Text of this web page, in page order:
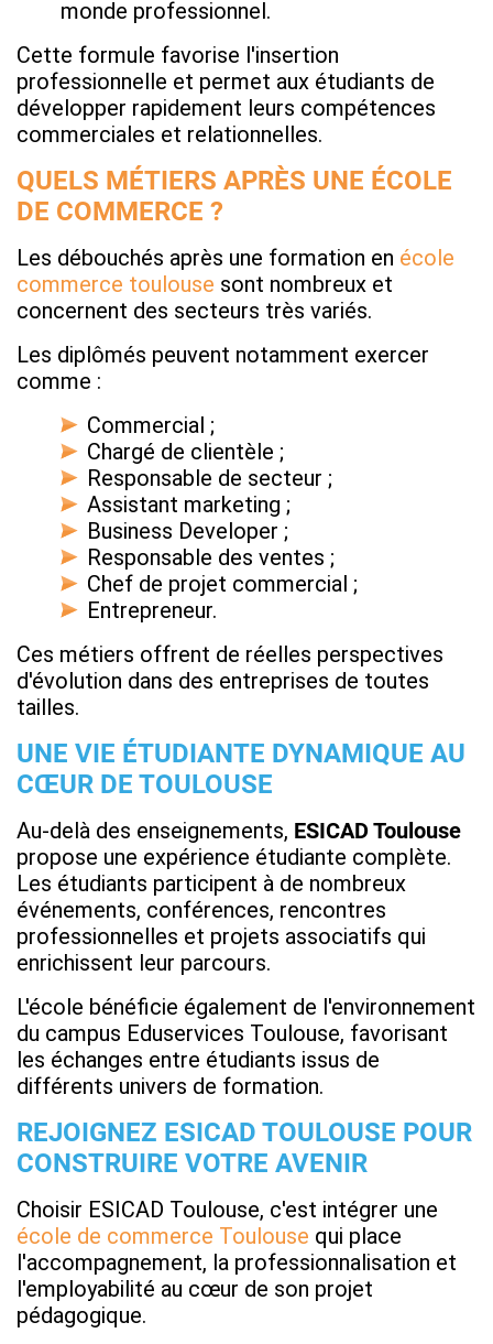
monde professionnel.
Cette formule favorise l'insertion
professionnelle et permet aux étudiants de
développer rapidement leurs compétences
commerciales et relationnelles.
QUELS MÉTIERS APRÈS UNE ÉCOLE
DE COMMERCE ?
Les débouchés après une formation en école
commerce toulouse sont nombreux et
concernent des secteurs très variés.
Les diplômés peuvent notamment exercer
comme :
Commercial ;
Chargé de clientèle ;
Responsable de secteur ;
Assistant marketing ;
Business Developer ;
Responsable des ventes ;
Chef de projet commercial ;
Entrepreneur.
Ces métiers offrent de réelles perspectives
d'évolution dans des entreprises de toutes
tailles.
UNE VIE ÉTUDIANTE DYNAMIQUE AU
CŒUR DE TOULOUSE
Au-delà des enseignements, ESICAD Toulouse
propose une expérience étudiante complète.
Les étudiants participent à de nombreux
événements, conférences, rencontres
professionnelles et projets associatifs qui
enrichissent leur parcours.
L'école bénéficie également de l'environnement
du campus Eduservices Toulouse, favorisant
les échanges entre étudiants issus de
différents univers de formation.
REJOIGNEZ ESICAD TOULOUSE POUR
CONSTRUIRE VOTRE AVENIR
Choisir ESICAD Toulouse, c'est intégrer une
école de commerce Toulouse qui place
l'accompagnement, la professionnalisation et
l'employabilité au cœur de son projet
pédagogique.